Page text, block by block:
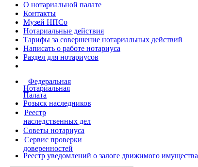
О нотариальной палате
Контакты
Музей НПСо
Нотариальные действия
Тарифы за совершение нотариальных действий
Написать о работе нотариуса
Раздел для нотариусов
Федеральная
Нотариальная
Палата
Розыск наследников
Реестр
наследственных дел
Советы нотариуса
Сервис проверки
доверенностей
Реестр уведомлений о залоге движимого имущества